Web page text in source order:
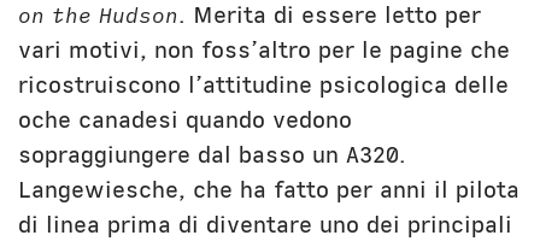
on the Hudson. Merita di essere letto per
vari motivi, non foss’altro per le pagine che
ricostruiscono l’attitudine psicologica delle
oche canadesi quando vedono
sopraggiungere dal basso un A320.
Langewiesche, che ha fatto per anni il pilota
di linea prima di diventare uno dei principali